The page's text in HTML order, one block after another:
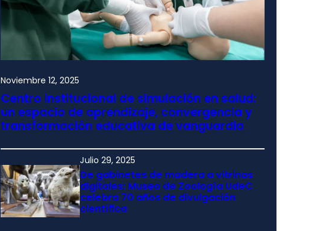
Noviembre 12, 2025
Centro institucional de simulación en salud:
un espacio de aprendizaje, convergencia y
transformación educativa de vanguardia
Julio 29, 2025
De gabinetes de madera a vitrinas
digitales: Museo de Zoología UdeC
celebra 70 años de divulgación
científica